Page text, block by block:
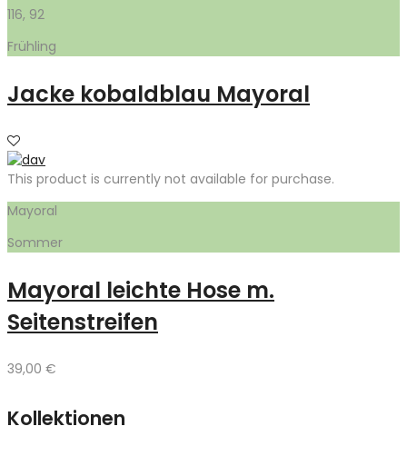
116, 92
Frühling
Jacke kobaldblau Mayoral
This product is currently not available for purchase.
Mayoral
Sommer
Mayoral leichte Hose m.
Seitenstreifen
39,00 €
Kollektionen